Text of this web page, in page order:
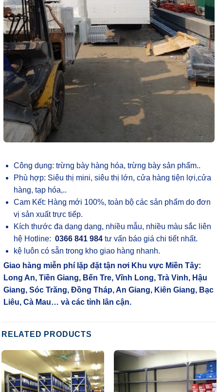
Công dụng: trừng bày hàng hóa, trừng bày sản phẩm..
Phù hợp: Siêu thị mini, siêu thị lớn, cửa hàng tiện lợi,cửa
hàng, tạp hóa,..
Cam Kết: Hàng mới 100%, toàn bộ các sản phẩm do đơn
vị sản xuất trực tiếp.
Kích thước đa dạng dạng, nhiều mẫu, nhiều màu sắc liên
hệ Hotline: 0366 841 984tư vấn báo giá chi tiết nhất.
kệ luôn có sẵn trong kho giao hàng nhanh.
Giao hàng miễn phí lặp đặt tận nơi Khu vực Miền Tây:
Long An, Tiền Giang, Bến Tre, Vĩnh Long, Trà Vinh, Hậu
Giang, Sóc Trăng, Đồng Tháp, An Giang, Kiên Giang, Bạc
Liêu, Cà Mau… và các tỉnh lân cận.
RELATED PRODUCTS